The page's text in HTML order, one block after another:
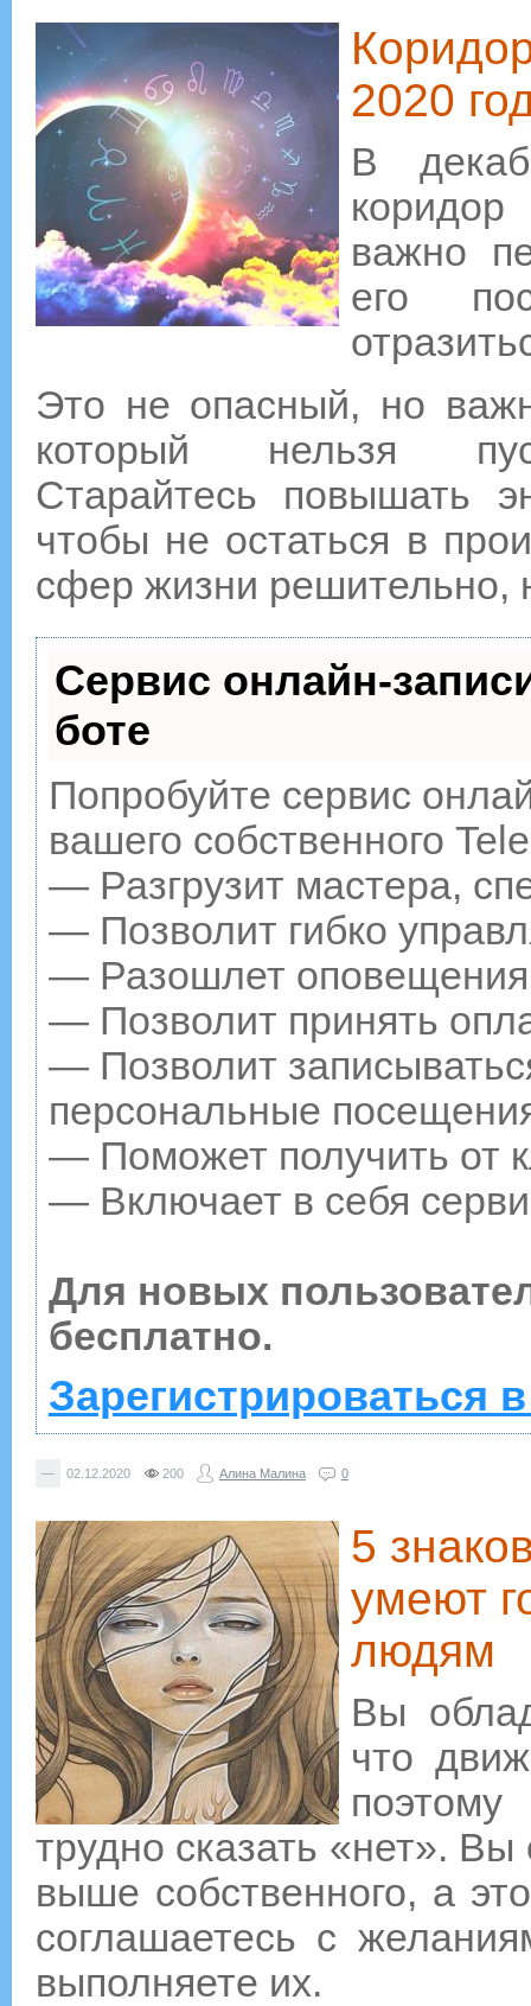
2020
В
важно
его
Это не опасный, но
который нельзя
Старайтесь повышать
чтобы не остаться в
сфер жизни решительно,
Сервис онлайн-
боте
Попробуйте сервис
вашего собственного
— Разгрузит мастера,
— Позволит гибко
— Разошлет оповещения
— Позволит принять
— Позволит
персональные
— Поможет получить от
— Включает в себя
Для новых
бесплатно.
Зарегистрироваться
— 02.12.2020 200 Алина Малина 0
5
умеют
людям
Вы
что
трудно сказать «нет».
выше собственного, а
соглашаетесь с
выполняете их.